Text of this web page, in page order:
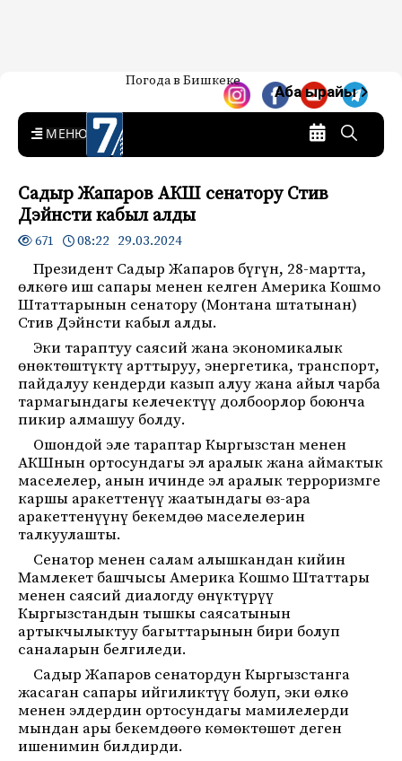
7-канал. Жаңылыктар —
Кыргызстан
Жаңылыктар — Кыргызстан
Погода в Бишкеке
Аба ырайы
MENU
Садыр Жапаров АКШ сенатору Стив
Дэйнсти кабыл алды
671 08:22 29.03.2024
Президент Садыр Жапаров бүгүн, 28-мартта,
өлкөгө иш сапары менен келген Америка Кошмо
Штаттарынын сенатору (Монтана штатынан)
Стив Дэйнсти кабыл алды.
Эки тараптуу саясий жана экономикалык
өнөктөштүктү арттыруу, энергетика, транспорт,
пайдалуу кендерди казып алуу жана айыл чарба
тармагындагы келечектүү долбоорлор боюнча
пикир алмашуу болду.
Ошондой эле тараптар Кыргызстан менен
АКШнын ортосундагы эл аралык жана аймактык
маселелер, анын ичинде эл аралык терроризмге
каршы аракеттенүү жаатындагы өз-ара
аракеттенүүнү бекемдөө маселелерин
талкуулашты.
Сенатор менен салам алышкандан кийин
Мамлекет башчысы Америка Кошмо Штаттары
менен саясий диалогду өнүктүрүү
Кыргызстандын тышкы саясатынын
артыкчылыктуу багыттарынын бири болуп
саналарын белгиледи.
Садыр Жапаров сенатордун Кыргызстанга
жасаган сапары ийгиликтүү болуп, эки өлкө
менен элдердин ортосундагы мамилелерди
мындан ары бекемдөөгө көмөктөшөт деген
ишенимин билдирди.